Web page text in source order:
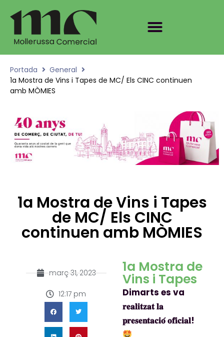
Portada
General
1a Mostra de Vins i Tapes de MC/ Els CINC continuen
amb MÒMIES
1a Mostra de Vins i Tapes
de MC/ Els CINC
continuen amb MÒMIES
març 31, 2023
12:17 pm
1a Mostra de
Vins i Tapes
Dimarts es va
𝐫𝐞𝐚𝐥𝐢𝐭𝐳𝐚𝐭 𝐥𝐚
𝐩𝐫𝐞𝐬𝐞𝐧𝐭𝐚𝐜𝐢𝐨́ 𝐨𝐟𝐢𝐜𝐢𝐚𝐥!